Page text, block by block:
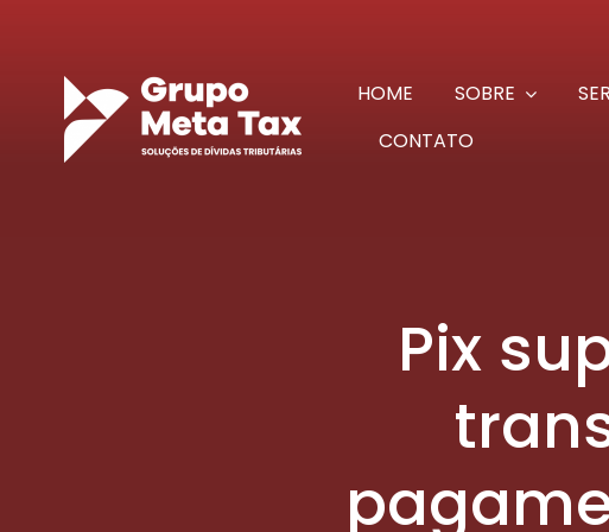
conteúdo
HOME SOBRE
CONTATO
Pix